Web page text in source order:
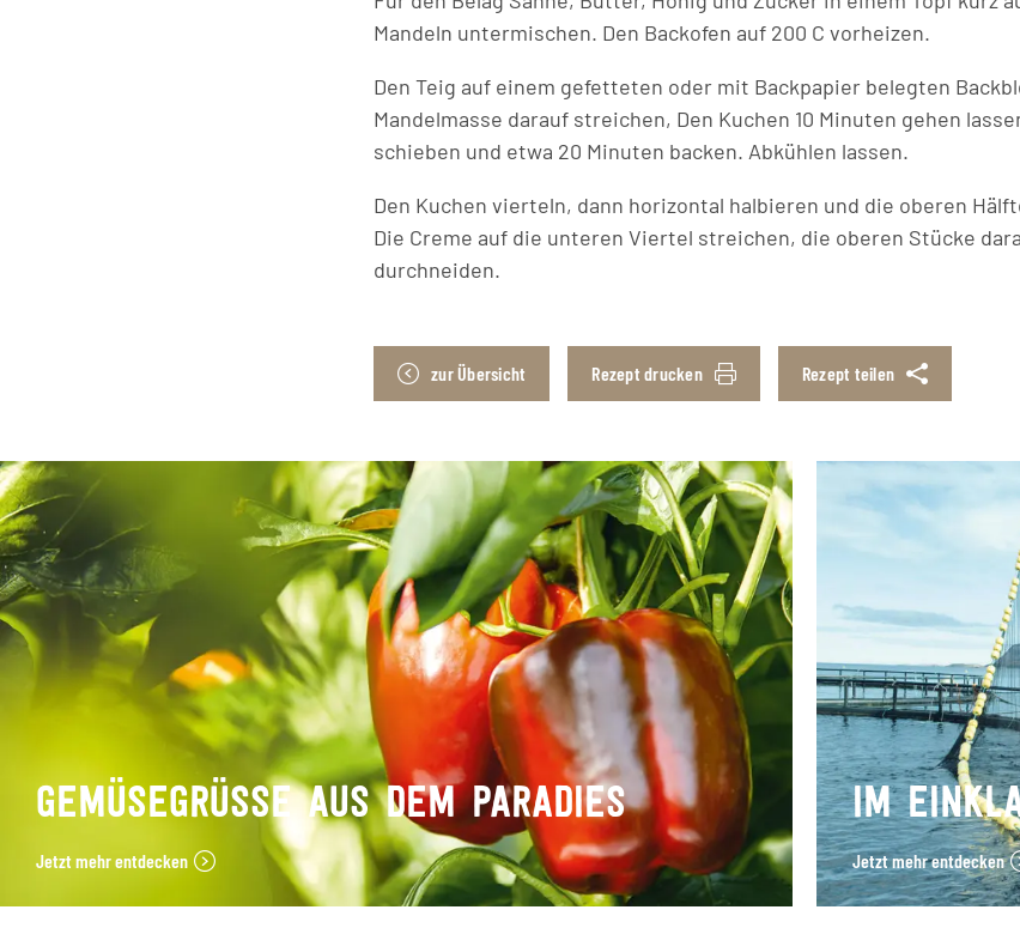
Mandeln untermischen. Den Backofen auf 200 C vorheizen.
Den Teig auf einem gefetteten oder mit Backpapier belegten
Mandelmasse darauf streichen, Den Kuchen 10 Minuten gehen
schieben und etwa 20 Minuten backen. Abkühlen lassen.
Den Kuchen vierteln, dann horizontal halbieren und die oberen
Die Creme auf die unteren Viertel streichen, die oberen Stücke
durchneiden.
zur Übersicht Rezept drucken Rezept teilen
GEMÜSEGRÜSSE AUS DEM PARADIES
Jetzt mehr entdecken
IM
Jetzt mehr entdecken